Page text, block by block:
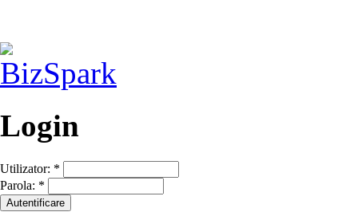
Login
Utilizator: *
Parola: *